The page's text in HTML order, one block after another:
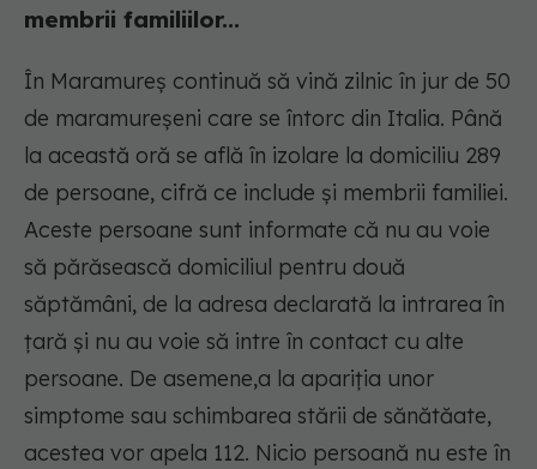
membrii familiilor...
În Maramureș continuă să vină zilnic în jur de 50
de maramureșeni care se întorc din Italia. Până
la această oră se află în izolare la domiciliu 289
de persoane, cifră ce include și membrii familiei.
Aceste persoane sunt informate că nu au voie
să părăsească domiciliul pentru două
săptămâni, de la adresa declarată la intrarea în
țară și nu au voie să intre în contact cu alte
persoane. De asemene,a la apariția unor
simptome sau schimbarea stării de sănătăate,
acestea vor apela 112. Nicio persoană nu este în